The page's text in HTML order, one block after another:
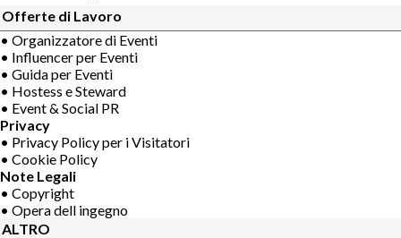
Offerte di Lavoro
• Organizzatore di Eventi
• Influencer per Eventi
• Guida per Eventi
• Hostess e Steward
• Event & Social PR
Privacy
• Privacy Policy per i Visitatori
• Cookie Policy
Note Legali
• Copyright
• Opera dell ingegno
ALTRO